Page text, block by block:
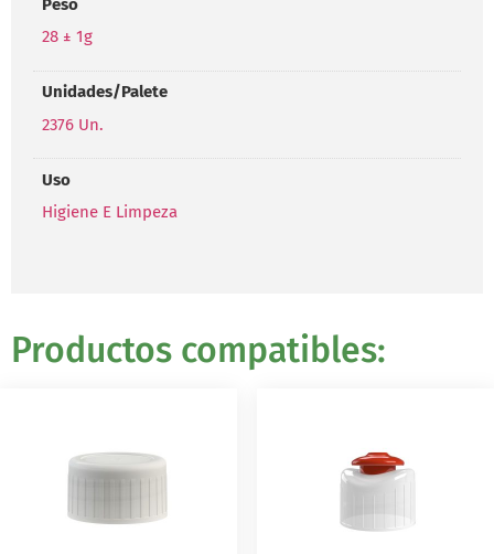
Peso
28 ± 1g
Unidades/Palete
2376 Un.
Uso
Higiene E Limpeza
Productos compatibles: